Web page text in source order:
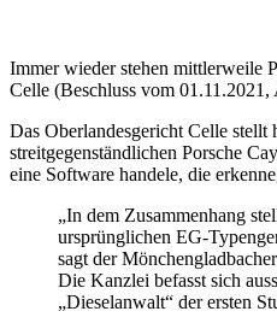
Immer wieder stehen mittlerweile
Celle (Beschluss vom
Das Oberlandesgericht Celle
streitgegenständlichen Porsche
eine Software handele, die
„In dem Zusammenhang
ursprünglichen EG-
sagt der
Die Kanzlei befasst sich
„Dieselanwalt“ der ersten